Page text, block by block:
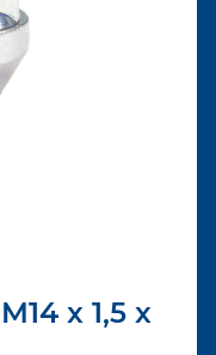
x 1,5 x